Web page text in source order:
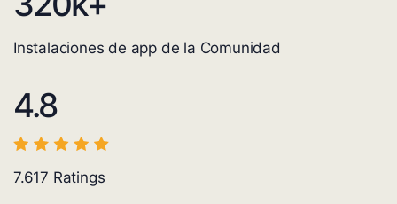
Instalaciones de app de la Comunidad
4.8
7.617 Ratings